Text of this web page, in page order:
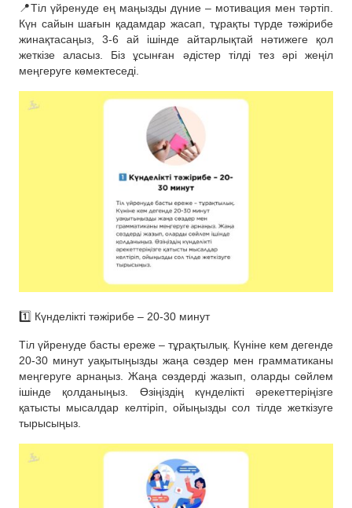
📍Тіл үйренуде ең маңызды дүние – мотивация мен тәртіп.
Күн сайын шағын қадамдар жасап, тұрақты түрде тәжірибе
жинақтасаңыз, 3-6 ай ішінде айтарлықтай нәтижеге қол
жеткізе аласыз. Біз ұсынған әдістер тілді тез әрі жеңіл
меңгеруге көмектеседі.
1️⃣ Күнделікті тәжірибе – 20-30 минут
Тіл үйренуде басты ереже – тұрақтылық. Күніне кем дегенде
20-30 минут уақытыңызды жаңа сөздер мен грамматиканы
меңгеруге арнаңыз. Жаңа сөздерді жазып, оларды сөйлем
ішінде қолданыңыз. Өзіңіздің күнделікті әрекеттеріңізге
қатысты мысалдар келтіріп, ойыңызды сол тілде жеткізуге
тырысыңыз.